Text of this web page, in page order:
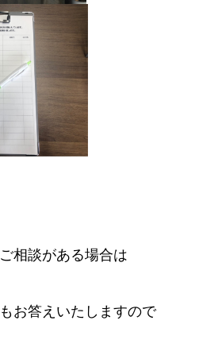
相談がある場合は
お答えいたしますので